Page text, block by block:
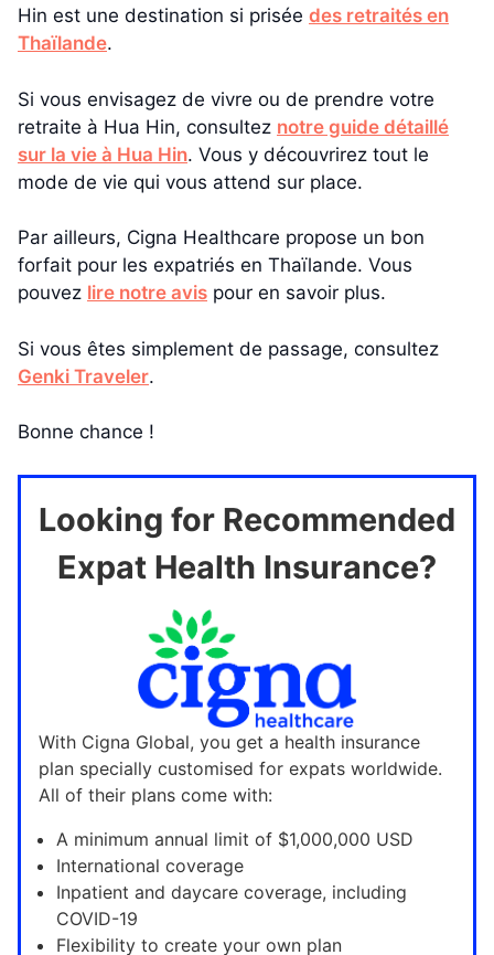
Hin est une destination si prisée des retraités en
Thaïlande.
Si vous envisagez de vivre ou de prendre votre
retraite à Hua Hin, consultez notre guide détaillé
sur la vie à Hua Hin. Vous y découvrirez tout le
mode de vie qui vous attend sur place.
Par ailleurs, Cigna Healthcare propose un bon
forfait pour les expatriés en Thaïlande. Vous
pouvez lire notre avis pour en savoir plus.
Si vous êtes simplement de passage, consultez
Genki Traveler.
Bonne chance !
Looking for Recommended
Expat Health Insurance?
With Cigna Global, you get a health insurance
plan specially customised for expats worldwide.
All of their plans come with:
A minimum annual limit of $1,000,000 USD
International coverage
Inpatient and daycare coverage, including
COVID-19
Flexibility to create your own plan